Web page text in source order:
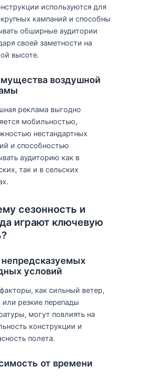
используются для
кампаний и способны
обширные аудитории
своей заметности на
высоте.
воздушной
реклама выгодно
мобильностью,
нестандартных
и способностью
аудиторию как в
так и в сельских
сезонность и
играют ключевую
непредсказуемых
условий
как сильный ветер,
резкие перепады
могут повлиять на
конструкции и
полета.
от времени